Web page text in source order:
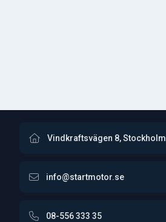
Vindkraftsvägen 8, Stockholm
info@startmotor.se
08-556 333 35